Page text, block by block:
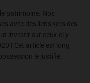
patrimoine. Nos
avec des liens vers des
investir sur ceux-ci y
! Cet article est long
le justifie.